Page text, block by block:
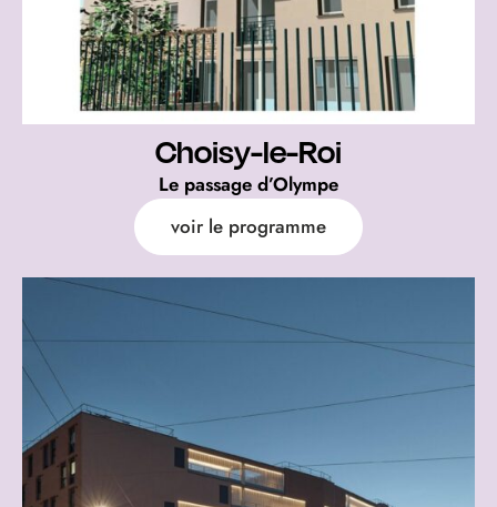
Choisy-le-Roi
Le passage d’Olympe
voir le programme